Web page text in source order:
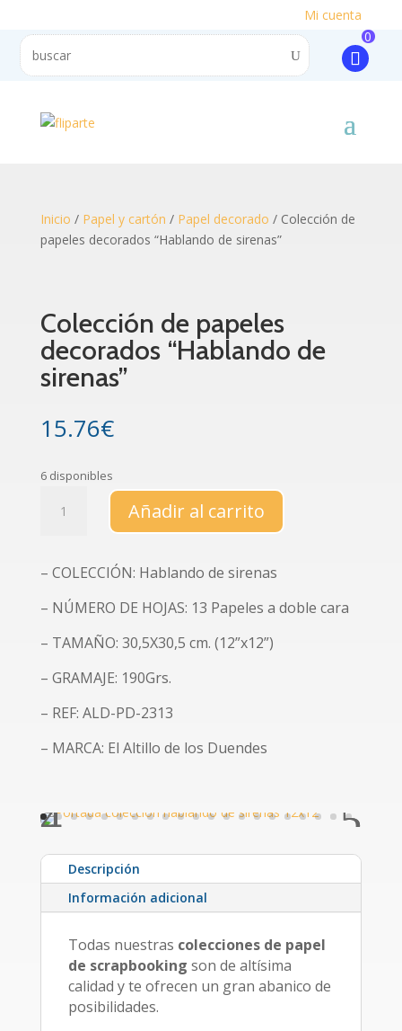
Mi cuenta
0
Inicio / Papel y cartón / Papel decorado / Colección de
papeles decorados “Hablando de sirenas”
Colección de papeles
decorados “Hablando de
sirenas”
15.76€
6 disponibles
"Hablando
de
cantidad
Añadir al carrito
– COLECCIÓN: Hablando de sirenas
– NÚMERO DE HOJAS: 13 Papeles a doble cara
– TAMAÑO: 30,5X30,5 cm. (12”x12”)
– GRAMAJE: 190Grs.
– REF: ALD-PD-2313
– MARCA: El Altillo de los Duendes
Descripción
Información adicional
Todas nuestras colecciones de papel
de scrapbooking son de altísima
calidad y te ofrecen un gran abanico de
posibilidades.